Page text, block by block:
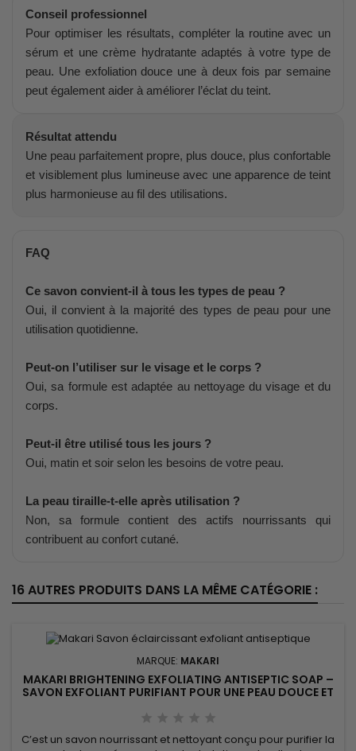
Conseil professionnel
Pour optimiser les résultats, compléter la routine avec un
sérum et une crème hydratante adaptés à votre type de
peau. Une exfoliation douce une à deux fois par semaine
peut également aider à améliorer l’éclat du teint.
Résultat attendu
Une peau parfaitement propre, plus douce, plus confortable
et visiblement plus lumineuse avec une apparence de teint
plus harmonieuse au fil des utilisations.
FAQ
Ce savon convient-il à tous les types de peau ?
Oui, il convient à la majorité des types de peau pour une
utilisation quotidienne.
Peut-on l’utiliser sur le visage et le corps ?
Oui, sa formule est adaptée au nettoyage du visage et du
corps.
Peut-il être utilisé tous les jours ?
Oui, matin et soir selon les besoins de votre peau.
La peau tiraille-t-elle après utilisation ?
Non, sa formule contient des actifs nourrissants qui
contribuent au confort cutané.
16 AUTRES PRODUITS DANS LA MÊME CATÉGORIE :
MARQUE: MAKARI
MAKARI BRIGHTENING EXFOLIATING ANTISEPTIC SOAP –
SAVON EXFOLIANT PURIFIANT POUR UNE PEAU DOUCE ET
C’est un savon nourrissant et nettoyant conçu pour purifier la